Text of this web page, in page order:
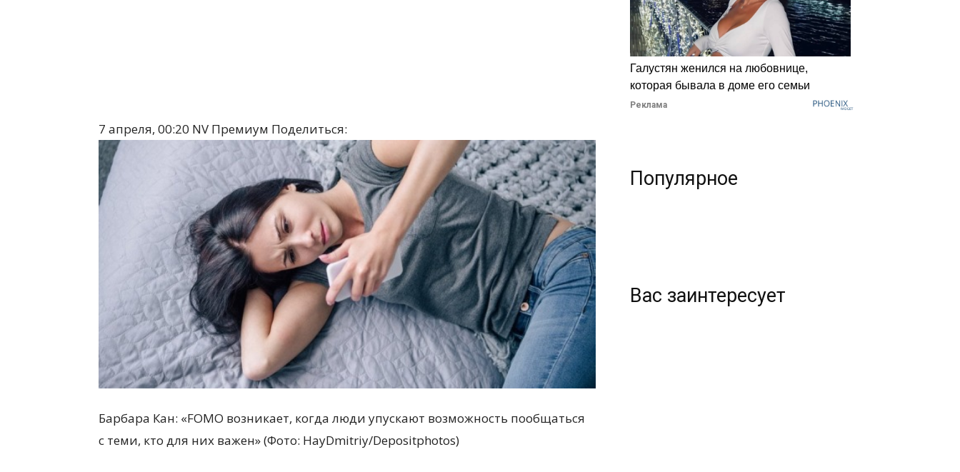
7 апреля, 00:20 NV Премиум Поделиться:
Барбара Кан: «FOMO возникает, когда люди упускают возможность пообщаться
с теми, кто для них важен» (Фото: HayDmitriy/Depositphotos)
Галустян женился на любовнице,
которая бывала в доме его семьи
Реклама
Популярное
Вас заинтересует